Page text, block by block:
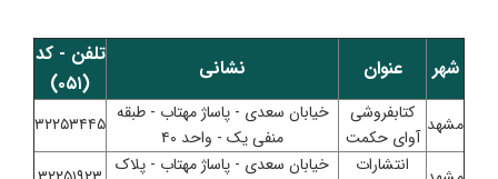
شهر عنوان نشانی
تلفن - کد
(۰۵۱)
مشهد کتابفروشی
آوای حکمت
خیابان سعدی - پاساژ مهتاب - طبقه
منفی یک - واحد ۴۰
۳۲۲۵۳۴۴۵
انتشارات
خیابان سعدی - پاساژ مهتاب - پلاک